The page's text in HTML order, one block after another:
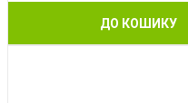
ДО КОШИКУ